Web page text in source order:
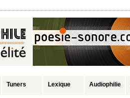
Tuners Lexique Audiophilie